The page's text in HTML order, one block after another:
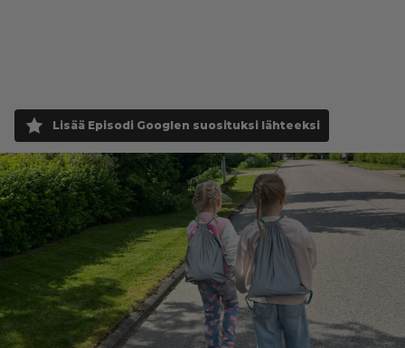
Lisää Episodi Googlen suosituksi lähteeksi